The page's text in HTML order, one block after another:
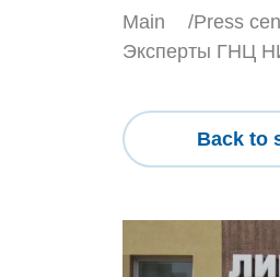
Main Press
Эксперты ГНЦ
Back to